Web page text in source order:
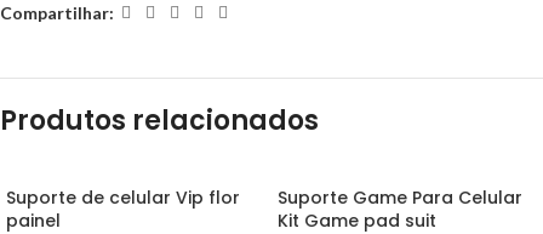
Compartilhar:
Produtos relacionados
Suporte de celular Vip flor
painel
Suporte Game Para Celular
Kit Game pad suit